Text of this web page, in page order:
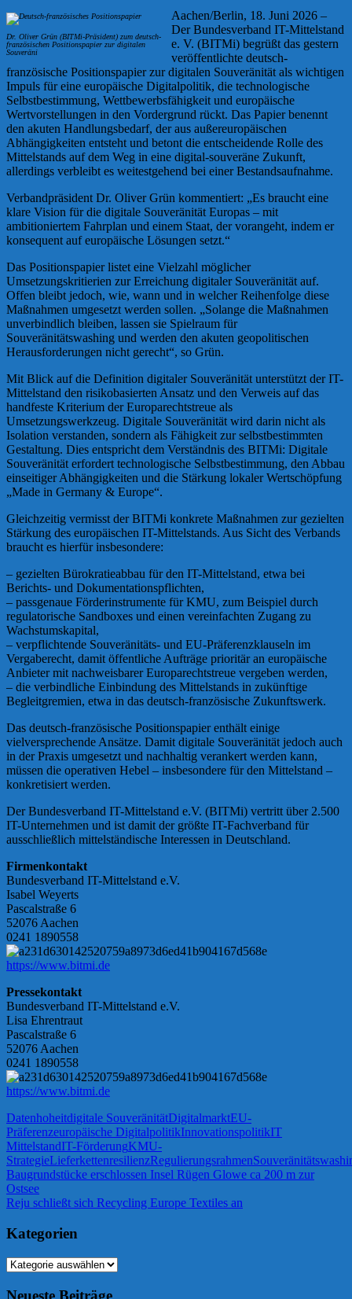
Dr. Oliver Grün (BITMi-Präsident) zum deutsch-
französischen Positionspapier zur digitalen
Souveräni
Aachen/Berlin, 18. Juni 2026 –
Der Bundesverband IT-Mittelstand
e. V. (BITMi) begrüßt das gestern
veröffentlichte deutsch-
französische Positionspapier zur digitalen Souveränität als wichtigen
Impuls für eine europäische Digitalpolitik, die technologische
Selbstbestimmung, Wettbewerbsfähigkeit und europäische
Wertvorstellungen in den Vordergrund rückt. Das Papier benennt
den akuten Handlungsbedarf, der aus außereuropäischen
Abhängigkeiten entsteht und betont die entscheidende Rolle des
Mittelstands auf dem Weg in eine digital-souveräne Zukunft,
allerdings verbleibt es weitestgehend bei einer Bestandsaufnahme.
Verbandpräsident Dr. Oliver Grün kommentiert: „Es braucht eine
klare Vision für die digitale Souveränität Europas – mit
ambitioniertem Fahrplan und einem Staat, der vorangeht, indem er
konsequent auf europäische Lösungen setzt.“
Das Positionspapier listet eine Vielzahl möglicher
Umsetzungskritierien zur Erreichung digitaler Souveränität auf.
Offen bleibt jedoch, wie, wann und in welcher Reihenfolge diese
Maßnahmen umgesetzt werden sollen. „Solange die Maßnahmen
unverbindlich bleiben, lassen sie Spielraum für
Souveränitätswashing und werden den akuten geopolitischen
Herausforderungen nicht gerecht“, so Grün.
Mit Blick auf die Definition digitaler Souveränität unterstützt der IT-
Mittelstand den risikobasierten Ansatz und den Verweis auf das
handfeste Kriterium der Europarechtstreue als
Umsetzungswerkzeug. Digitale Souveränität wird darin nicht als
Isolation verstanden, sondern als Fähigkeit zur selbstbestimmten
Gestaltung. Dies entspricht dem Verständnis des BITMi: Digitale
Souveränität erfordert technologische Selbstbestimmung, den Abbau
einseitiger Abhängigkeiten und die Stärkung lokaler Wertschöpfung
„Made in Germany & Europe“.
Gleichzeitig vermisst der BITMi konkrete Maßnahmen zur gezielten
Stärkung des europäischen IT-Mittelstands. Aus Sicht des Verbands
braucht es hierfür insbesondere:
– gezielten Bürokratieabbau für den IT-Mittelstand, etwa bei
Berichts- und Dokumentationspflichten,
– passgenaue Förderinstrumente für KMU, zum Beispiel durch
regulatorische Sandboxes und einen vereinfachten Zugang zu
Wachstumskapital,
– verpflichtende Souveränitäts- und EU-Präferenzklauseln im
Vergaberecht, damit öffentliche Aufträge prioritär an europäische
Anbieter mit nachweisbarer Europarechtstreue vergeben werden,
– die verbindliche Einbindung des Mittelstands in zukünftige
Begleitgremien, etwa in das deutsch-französische Zukunftswerk.
Das deutsch-französische Positionspapier enthält einige
vielversprechende Ansätze. Damit digitale Souveränität jedoch auch
in der Praxis umgesetzt und nachhaltig verankert werden kann,
müssen die operativen Hebel – insbesondere für den Mittelstand –
konkretisiert werden.
Der Bundesverband IT-Mittelstand e.V. (BITMi) vertritt über 2.500
IT-Unternehmen und ist damit der größte IT-Fachverband für
ausschließlich mittelständische Interessen in Deutschland.
Firmenkontakt
Bundesverband IT-Mittelstand e.V.
Isabel Weyerts
Pascalstraße 6
52076 Aachen
0241 1890558
https://www.bitmi.de
Pressekontakt
Bundesverband IT-Mittelstand e.V.
Lisa Ehrentraut
Pascalstraße 6
52076 Aachen
0241 1890558
https://www.bitmi.de
Datenhoheitdigitale SouveränitätDigitalmarktEU-
Präferenzeuropäische DigitalpolitikInnovationspolitikIT
MittelstandIT-FörderungKMU-
StrategieLieferkettenresilienzRegulierungsrahmen
Beitragsnavigation
Vorheriger
Beitrag:
Baugrundstücke erschlossen Insel Rügen Glowe ca 200 m zur
Ostsee
Nächster
Reju schließt sich Recycling Europe Textiles an
Kategorien
Kategorien
Neueste Beiträge